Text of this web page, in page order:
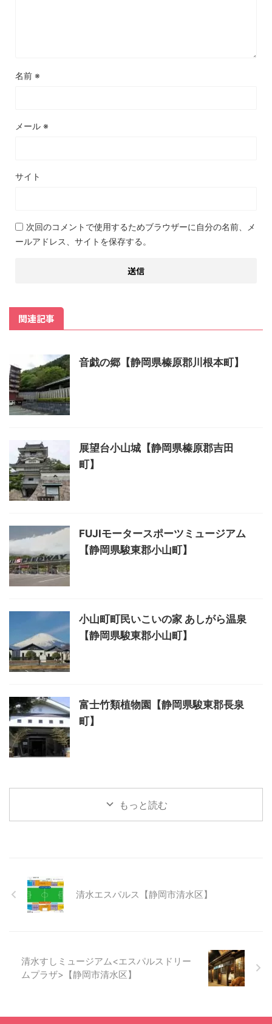
名前 ※
メール ※
サイト
次回のコメントで使用するためブラウザーに自分の名前、メ
ールアドレス、サイトを保存する。
関連記事
音戯の郷【静岡県榛原郡川根本町】
展望台小山城【静岡県榛原郡吉田
町】
FUJIモータースポーツミュージアム
【静岡県駿東郡小山町】
小山町町民いこいの家 あしがら温泉
【静岡県駿東郡小山町】
富士竹類植物園【静岡県駿東郡長泉
町】
もっと読む
清水エスパルス【静岡市清水区】
清水すしミュージアム<エスパルスドリー
ムプラザ>【静岡市清水区】